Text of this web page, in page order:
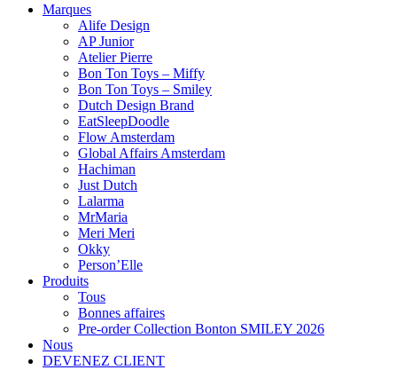
Marques
Alife Design
AP Junior
Atelier Pierre
Bon Ton Toys – Miffy
Bon Ton Toys – Smiley
Dutch Design Brand
EatSleepDoodle
Flow Amsterdam
Global Affairs Amsterdam
Hachiman
Just Dutch
Lalarma
MrMaria
Meri Meri
Okky
Person’Elle
Produits
Tous
Bonnes affaires
Pre-order Collection Bonton SMILEY 2026
Nous
DEVENEZ CLIENT